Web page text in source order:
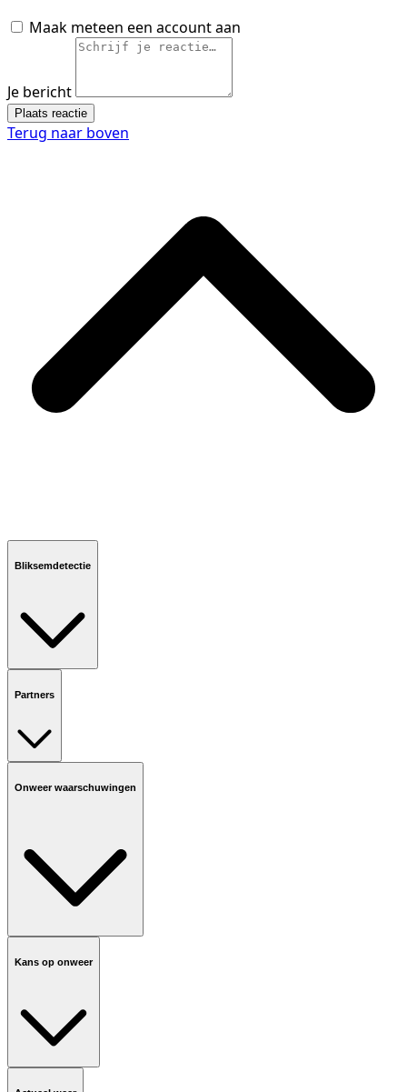
Maak meteen een account aan
Je bericht
Plaats reactie
Terug naar boven
Bliksemdetectie
Partners
Onweer waarschuwingen
Kans op onweer